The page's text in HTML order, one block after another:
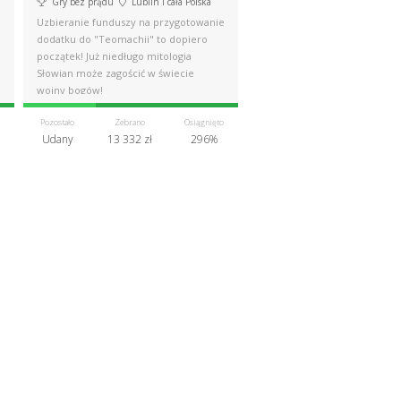
Uzbieranie funduszy na przygotowanie
dodatku do "Teomachii" to dopiero
początek! Już niedługo mitologia
Słowian może zagościć w świecie
wojny bogów!
Pozostało
Udany
Zebrano
13 332 zł
Osiągnięto
296%